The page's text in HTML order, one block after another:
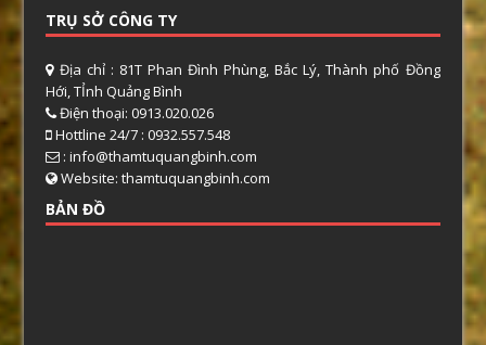
TRỤ SỞ CÔNG TY
Địa chỉ : 81T Phan Đình Phùng, Bắc Lý, Thành phố Đồng
Hới, TỈnh Quảng Bình
Điện thoại: 0913.020.026
Hottline 24/7 : 0932.557.548
: info@thamtuquangbinh.com
Website: thamtuquangbinh.com
BẢN ĐỒ